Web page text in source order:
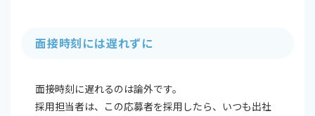
面接時刻には遅れずに
面接時刻に遅れるのは論外です。
採用担当者は、この応募者を採用したら、いつも出社